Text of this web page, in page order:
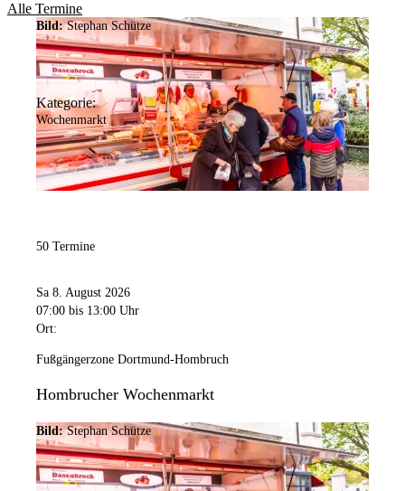
Alle Termine
Bild: Stephan Schütze
Kategorie:
Wochenmarkt
50 Termine
Sa 8. August 2026
07:00 bis 13:00 Uhr
Ort:
Fußgängerzone Dortmund-Hombruch
Hombrucher Wochenmarkt
Bild: Stephan Schütze